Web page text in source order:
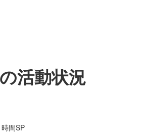
活動状況
間SP